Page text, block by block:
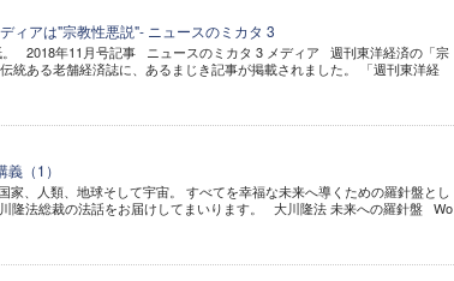
ィアは"宗教性悪説"- ニュースのミカタ 3
。 2018年11月号記事 ニュースのミカタ 3 メディア 週刊東洋経済の「宗
ある老舗経済誌に、あるまじき記事が掲載されました。 「週刊東洋経
（1）
、人類、地球そして宇宙。 すべてを幸福な未来へ導くための羅針盤とし
隆法総裁の法話をお届けしてまいります。 大川隆法 未来への羅針盤 Wo